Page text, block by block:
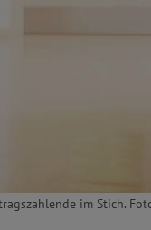
im Stich.